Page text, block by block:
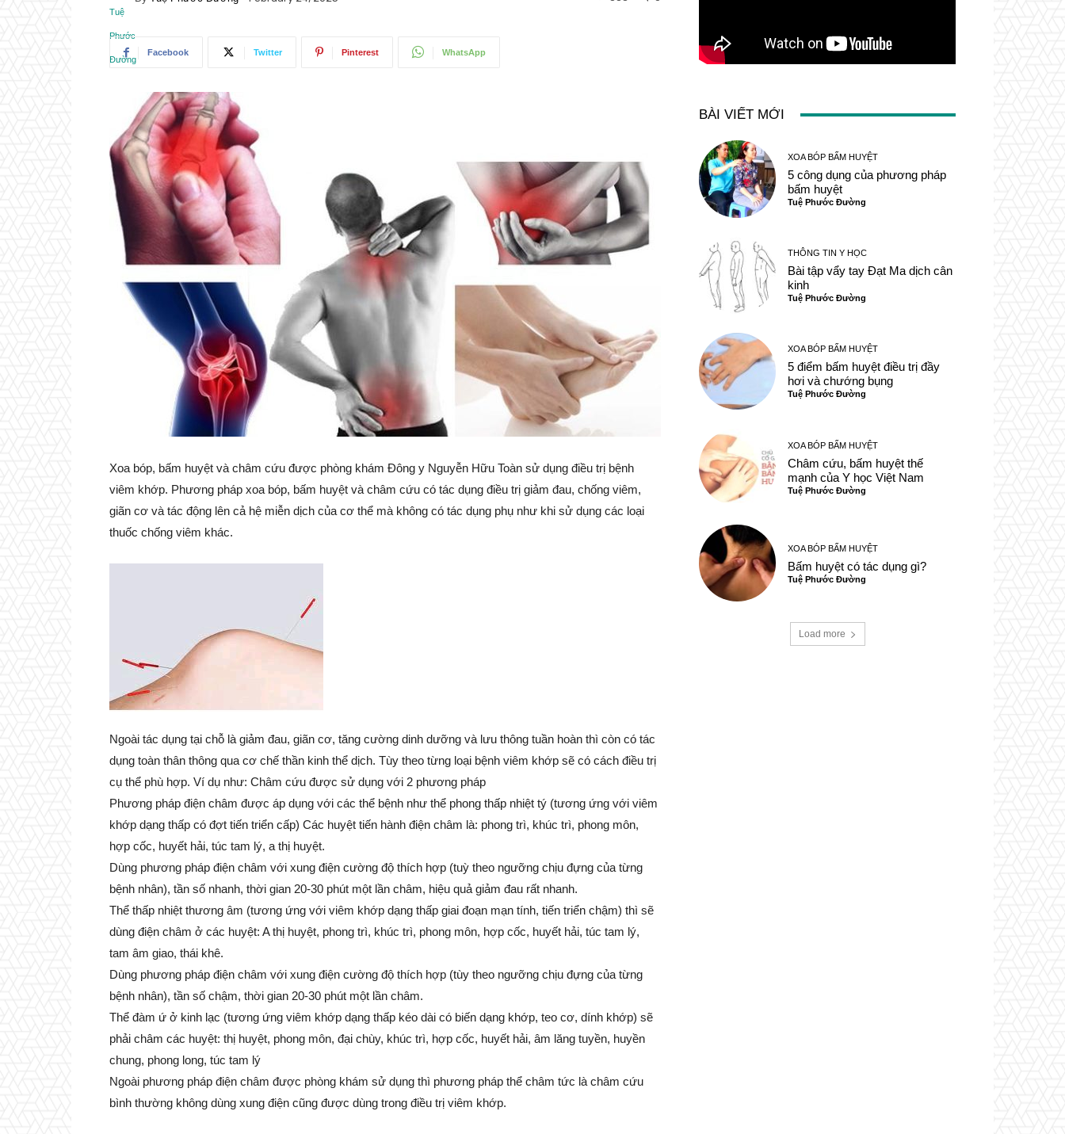
Facebook Twitter Pinterest WhatsApp
Xoa bóp, bấm huyệt và châm cứu được phòng khám Đông y Nguyễn Hữu Toàn sử dụng điều trị bệnh
viêm khớp. Phương pháp xoa bóp, bấm huyệt và châm cứu có tác dụng điều trị giảm đau, chống viêm,
giãn cơ và tác động lên cả hệ miễn dịch của cơ thể mà không có tác dụng phụ như khi sử dụng các loại
thuốc chống viêm khác.
Ngoài tác dụng tại chỗ là giảm đau, giãn cơ, tăng cường dinh dưỡng và lưu thông tuần hoàn thì còn có tác
dụng toàn thân thông qua cơ chế thần kinh thể dịch. Tùy theo từng loại bệnh viêm khớp sẽ có cách điều trị
cụ thể phù hợp. Ví dụ như: Châm cứu được sử dụng với 2 phương pháp
Phương pháp điện châm được áp dụng với các thể bệnh như thể phong thấp nhiệt tý (tương ứng với viêm
khớp dạng thấp có đợt tiến triển cấp) Các huyệt tiến hành điện châm là: phong trì, khúc trì, phong môn,
hợp cốc, huyết hải, túc tam lý, a thị huyệt.
Dùng phương pháp điện châm với xung điện cường độ thích hợp (tuỳ theo ngưỡng chịu đựng của từng
bệnh nhân), tần số nhanh, thời gian 20-30 phút một lần châm, hiệu quả giảm đau rất nhanh.
Thể thấp nhiệt thương âm (tương ứng với viêm khớp dạng thấp giai đoạn mạn tính, tiến triển chậm) thì sẽ
dùng điện châm ở các huyệt: A thị huyệt, phong trì, khúc trì, phong môn, hợp cốc, huyết hải, túc tam lý,
tam âm giao, thái khê.
Dùng phương pháp điện châm với xung điện cường độ thích hợp (tùy theo ngưỡng chịu đựng của từng
bệnh nhân), tần số chậm, thời gian 20-30 phút một lần châm.
Thể đàm ứ ở kinh lạc (tương ứng viêm khớp dạng thấp kéo dài có biến dạng khớp, teo cơ, dính khớp) sẽ
phải châm các huyệt: thị huyệt, phong môn, đại chùy, khúc trì, hợp cốc, huyết hải, âm lăng tuyền, huyền
chung, phong long, túc tam lý
Ngoài phương pháp điện châm được phòng khám sử dụng thì phương pháp thể châm tức là châm cứu
bình thường không dùng xung điện cũng được dùng trong điều trị viêm khớp.
BÀI VIẾT MỚI
XOA BÓP BẤM HUYỆT
5 công dụng của phương pháp
bấm huyệt
Tuệ Phước Đường
THÔNG TIN Y HỌC
Bài tập vẩy tay Đạt Ma dịch cân
kinh
Tuệ Phước Đường
XOA BÓP BẤM HUYỆT
5 điểm bấm huyệt điều trị đầy
hơi và chướng bụng
Tuệ Phước Đường
XOA BÓP BẤM HUYỆT
Châm cứu, bấm huyệt thế
mạnh của Y học Việt Nam
Tuệ Phước Đường
XOA BÓP BẤM HUYỆT
Bấm huyệt có tác dụng gì?
Tuệ Phước Đường
Load more